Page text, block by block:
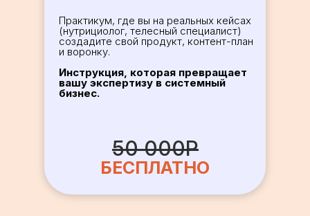
БЕСПЛАТНО
50 000Р
Практикум, где вы на реальных кейсах
(нутрициолог, телесный специалист)
создадите свой продукт, контент-план
и воронку.
Инструкция, которая превращает
вашу экспертизу в системный
бизнес.